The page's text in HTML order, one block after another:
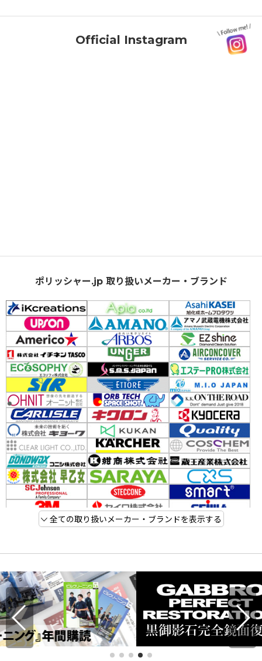
Official Instagram
ポリッシャー.jp 取り扱いメーカー・ブランド
全ての取り扱いメーカー・ブランドを表示する